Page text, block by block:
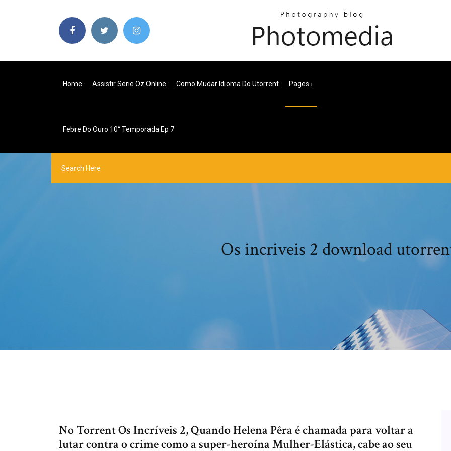
Home Assistir Serie Oz Online Como Mudar Idioma Do Utorrent Pages
Febre Do Ouro 10° Temporada Ep 7
Os incriveis 2 download
No Torrent Os Incríveis 2, Quando Helena Pêra é chamada para voltar a
lutar contra o crime como a super-heroína Mulher-Elástica, cabe ao seu